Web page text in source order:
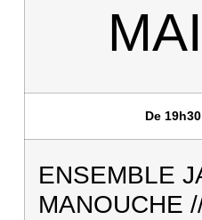
De
ENSEMBLE
MANOUCHE